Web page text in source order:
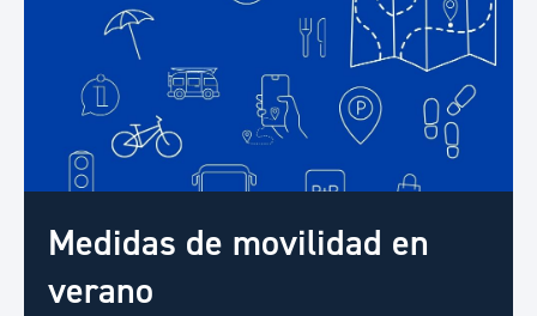
Medidas de movilidad en
verano